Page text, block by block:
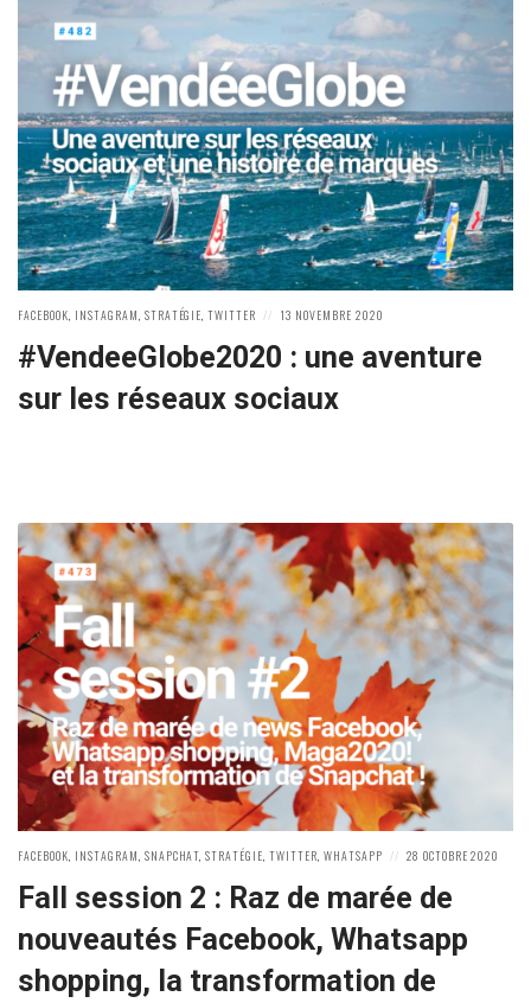
POSTED
FACEBOOK, INSTAGRAM, STRATÉGIE,TWITTER
POSTED
13 NOVEMBRE 2020
#VendeeGlobe2020 : une aventure
sur les réseaux sociaux
POSTED
FACEBOOK, INSTAGRAM, SNAPCHAT,STRATÉGIE,TWITTER,WHATSAPP
POSTED
28 OCTOBRE 2020
Fall session 2 : Raz de marée de
nouveautés Facebook, Whatsapp
shopping, la transformation de